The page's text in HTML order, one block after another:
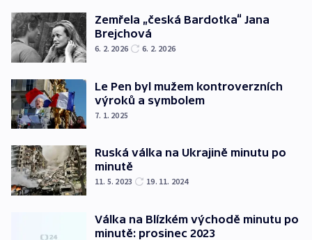
Zemřela „česká Bardotka“ Jana
Brejchová
6. 2. 2026 6. 2. 2026
Le Pen byl mužem kontroverzních
výroků a symbolem
7. 1. 2025
Ruská válka na Ukrajině minutu po
minutě
11. 5. 2023 19. 11. 2024
Válka na Blízkém východě minutu po
minutě: prosinec 2023